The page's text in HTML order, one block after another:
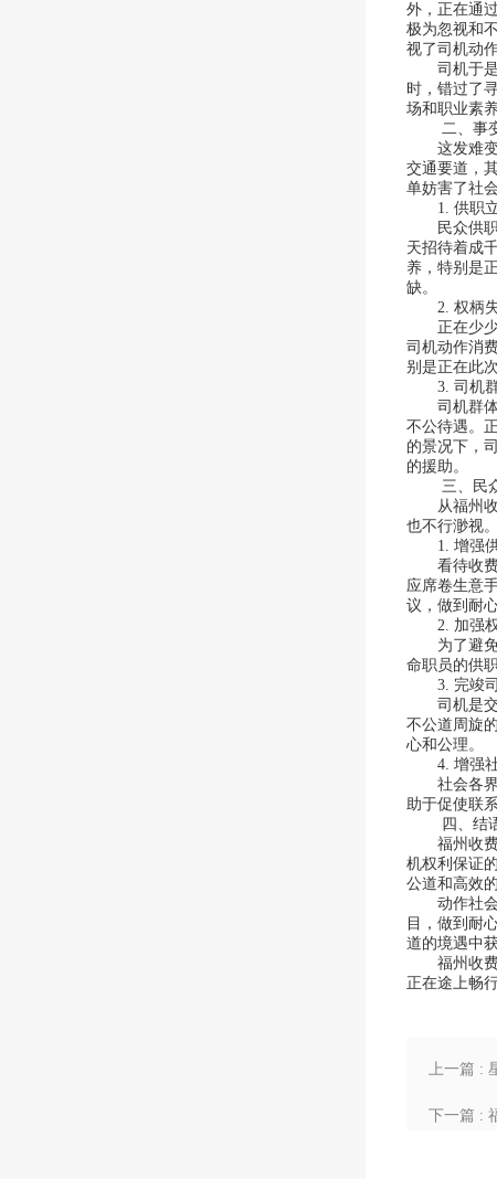
外，正在通
极为忽视和
视了司机动
司机于是
时，错过了
场和职业素
二、事变
这发难变
交通要道，
单妨害了社
1. 供职立
民众供职
天招待着成
养，特别是
缺。
2. 权柄失
正在少少收
司机动作消
别是正在此
3. 司机群
司机群体
不公待遇。
的景况下，
的援助。
三、民众
从福州收
也不行渺视
1. 增强供
看待收费
应席卷生意
议，做到耐
2. 加强权
为了避免
命职员的供
3. 完竣司
司机是交
不公道周旋
心和公理。
4. 增强社
社会各界
助于促使联
四、结语
福州收费
机权利保证
公道和高效的
动作社会
目，做到耐
道的境遇中
福州收费
正在途上畅
上一篇 :
259个收
下一篇 :